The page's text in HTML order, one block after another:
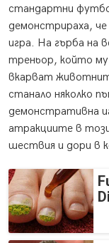
стандартни
демонстрираха,
игра. На гърба на
треньор, който му
вкарват
станало няколко
демонстративна
атракциите в
шествия и дори в